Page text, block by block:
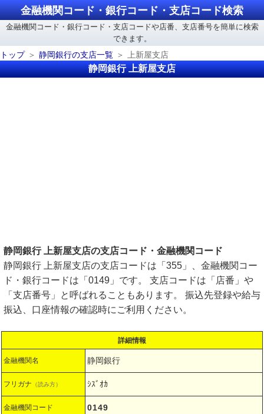
金融機関コード・銀行コード・支店コード検索
金融機関コード・銀行コード・支店コードや店番、支店番号を簡単に検索
できます。
トップ
静岡銀行の支店一覧 上新屋支店
静岡銀行 上新屋支店
静岡銀行 上新屋支店の支店コード・金融機関コード
静岡銀行 上新屋支店の支店コードは「355」、金融機関コー
ド・銀行コードは「0149」です。 支店コードは「店番」や
「支店番号」と呼ばれることもあります。 振込先登録や給与
振込、口座情報の確認時にご利用ください。
詳細情報
金融機関名 静岡銀行
フリガナ （読み方） ｼｽﾞｵｶ
金融機関コード 0149